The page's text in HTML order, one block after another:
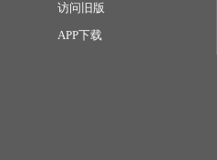
访问旧版
APP下载